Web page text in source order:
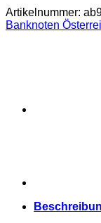
Artikelnummer:
Banknoten